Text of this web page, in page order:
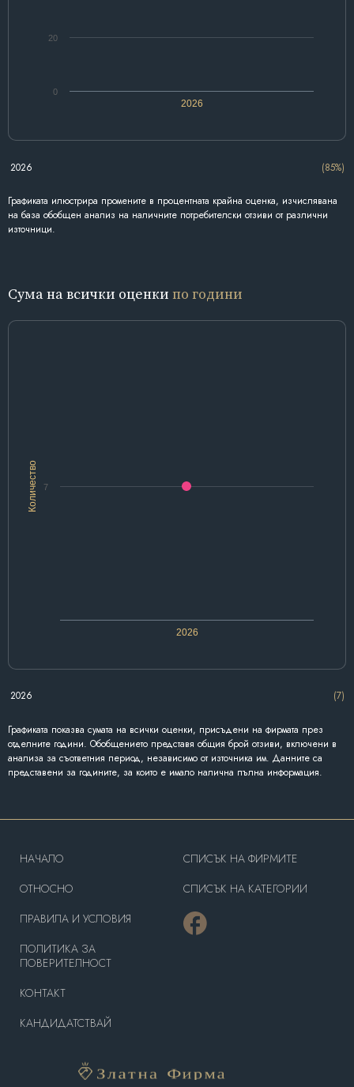
2026
0
20
2026 (85%)
Графиката илюстрира промените в процентната крайна оценка, изчислявана
на база обобщен анализ на наличните потребителски отзиви от различни
източници.
Сума на всички оценки по години
Количество
2026
7
2026 (7)
Графиката показва сумата на всички оценки, присъдени на фирмата през
отделните години. Обобщението представя общия брой отзиви, включени в
анализа за съответния период, независимо от източника им. Данните са
представени за годините, за които е имало налична пълна информация.
HAЧАЛО
OТНОСНО
ПРАВИЛА И УСЛОВИЯ
ПОЛИТИКА ЗА
ПОВЕРИТЕЛНОСТ
КОНТАКТ
КАНДИДАТСТВАЙ
СПИСЪК НА ФИРМИТЕ
СПИСЪК НА КАТЕГОРИИ